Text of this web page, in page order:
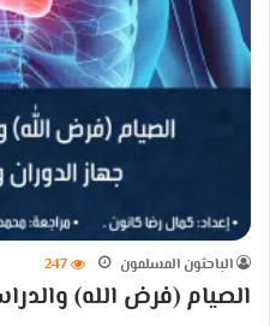
الباحثون المسلمون 247
الصيام (فرض الله)